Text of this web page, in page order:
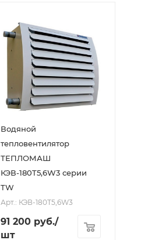
Водяной
тепловентилятор
ТЕПЛОМАШ
КЭВ-180T5,6W3 серии
TW
Арт.: КЭВ-180T5,6W3
91 200 руб./
шт